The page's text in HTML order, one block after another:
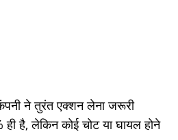
ने तुरंत एक्शन लेना जरूरी
है, लेकिन कोई चोट या घायल होने